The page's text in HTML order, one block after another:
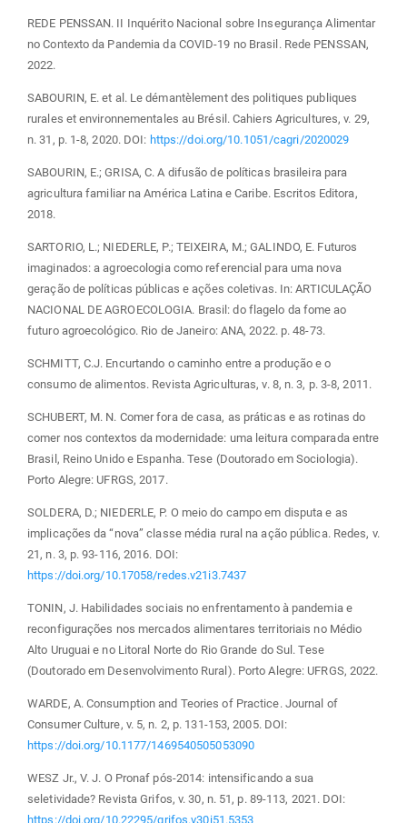
REDE PENSSAN. II Inquérito Nacional sobre Insegurança Alimentar
no Contexto da Pandemia da COVID-19 no Brasil. Rede PENSSAN,
2022.
SABOURIN, E. et al. Le démantèlement des politiques publiques
rurales et environnementales au Brésil. Cahiers Agricultures, v. 29,
n. 31, p. 1-8, 2020. DOI: https://doi.org/10.1051/cagri/2020029
SABOURIN, E.; GRISA, C. A difusão de políticas brasileira para
agricultura familiar na América Latina e Caribe. Escritos Editora,
2018.
SARTORIO, L.; NIEDERLE, P.; TEIXEIRA, M.; GALINDO, E. Futuros
imaginados: a agroecologia como referencial para uma nova
geração de políticas públicas e ações coletivas. In: ARTICULAÇÃO
NACIONAL DE AGROECOLOGIA. Brasil: do flagelo da fome ao
futuro agroecológico. Rio de Janeiro: ANA, 2022. p. 48-73.
SCHMITT, C.J. Encurtando o caminho entre a produção e o
consumo de alimentos. Revista Agriculturas, v. 8, n. 3, p. 3-8, 2011.
SCHUBERT, M. N. Comer fora de casa, as práticas e as rotinas do
comer nos contextos da modernidade: uma leitura comparada entre
Brasil, Reino Unido e Espanha. Tese (Doutorado em Sociologia).
Porto Alegre: UFRGS, 2017.
SOLDERA, D.; NIEDERLE, P. O meio do campo em disputa e as
implicações da “nova” classe média rural na ação pública. Redes, v.
21, n. 3, p. 93-116, 2016. DOI:
https://doi.org/10.17058/redes.v21i3.7437
TONIN, J. Habilidades sociais no enfrentamento à pandemia e
reconfigurações nos mercados alimentares territoriais no Médio
Alto Uruguai e no Litoral Norte do Rio Grande do Sul. Tese
(Doutorado em Desenvolvimento Rural). Porto Alegre: UFRGS, 2022.
WARDE, A. Consumption and Teories of Practice. Journal of
Consumer Culture, v. 5, n. 2, p. 131-153, 2005. DOI:
https://doi.org/10.1177/1469540505053090
WESZ Jr., V. J. O Pronaf pós-2014: intensificando a sua
seletividade? Revista Grifos, v. 30, n. 51, p. 89-113, 2021. DOI:
https://doi.org/10.22295/grifos.v30i51.5353